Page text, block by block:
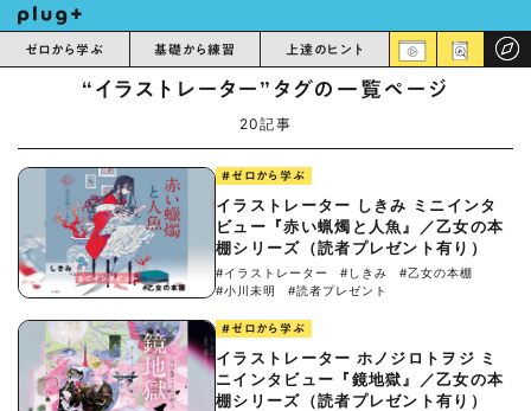
ゼロから学ぶ 基礎から練習 上達のヒント
“イラストレーター”タグの一覧ページ
20記事
#ゼロから学ぶ
イラストレーター しきみ ミニインタ
ビュー『赤い蝋燭と人魚』／乙女の本
棚シリーズ（読者プレゼント有り）
#イラストレーター #しきみ
#乙女の本棚
#小川未明
#読者プレゼント
#ゼロから学ぶ
イラストレーター ホノジロトヲジ ミ
ニインタビュー『鏡地獄』／乙女の本
棚シリーズ（読者プレゼント有り）